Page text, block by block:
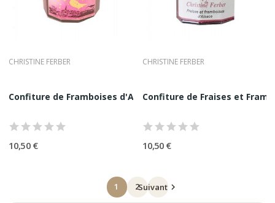
CHRISTINE FERBER
Confiture de Framboises d'Alsace à la Rose...
10,50 €
CHRISTINE FERBER
Confiture de Fraises et
10,50 €
1 2Suivant